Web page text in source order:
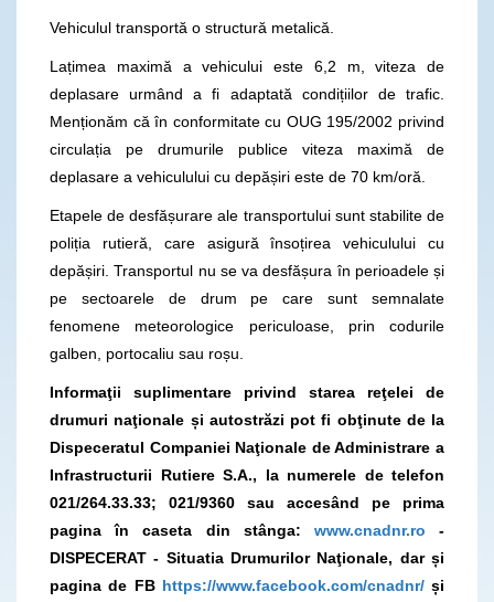
Vehiculul transportă o structură metalică.
Lațimea maximă a vehicului este 6,2 m, viteza de
deplasare urmând a fi adaptată condițiilor de trafic.
Menționăm că în conformitate cu OUG 195/2002 privind
circulația pe drumurile publice viteza maximă de
deplasare a vehiculului cu depășiri este de 70 km/oră.
Etapele de desfășurare ale transportului sunt stabilite de
poliția rutieră, care asigură însoțirea vehiculului cu
depășiri. Transportul nu se va desfășura în perioadele și
pe sectoarele de drum pe care sunt semnalate
fenomene meteorologice periculoase, prin codurile
galben, portocaliu sau roșu.
Informaţii suplimentare privind starea reţelei de
drumuri naţionale și autostrăzi pot fi obţinute de la
Dispeceratul Companiei Naţionale de Administrare a
Infrastructurii Rutiere S.A., la numerele de telefon
021/264.33.33; 021/9360 sau accesând pe prima
pagina în caseta din stânga: www.cnadnr.ro -
DISPECERAT - Situatia Drumurilor Naţionale, dar și
pagina de FB https://www.facebook.com/cnadnr/și